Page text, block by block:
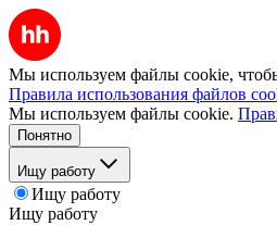
Мы используем файлы cookie,
Правила использования файлов
Мы используем файлы cookie.
Понятно
Ищу работу
Ищу работу
Ищу работу